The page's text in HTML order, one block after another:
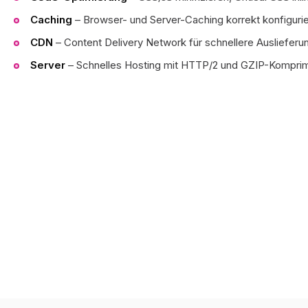
Caching – Browser- und Server-Caching korrekt
CDN – Content Delivery Network für schnellere
Server – Schnelles Hosting mit HTTP/2 und GZIP-